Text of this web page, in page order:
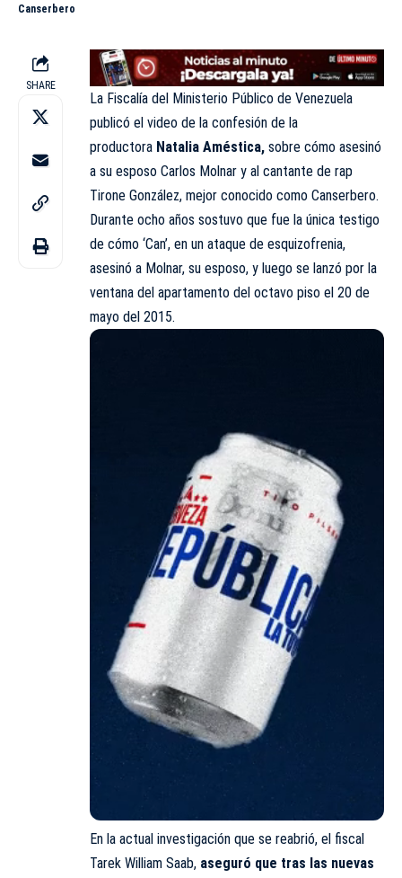
Canserbero
SHARE
La Fiscalía del Ministerio Público de Venezuela
publicó el video de la confesión de la
productora Natalia Améstica, sobre cómo asesinó
a su esposo Carlos Molnar y al cantante de rap
Tirone González, mejor conocido como Canserbero.
Durante ocho años sostuvo que fue la única testigo
de cómo ‘Can’, en un ataque de esquizofrenia,
asesinó a Molnar, su esposo, y luego se lanzó por la
ventana del apartamento del octavo piso el 20 de
mayo del 2015.
En la actual investigación que se reabrió, el fiscal
Tarek William Saab, aseguró que tras las nuevas